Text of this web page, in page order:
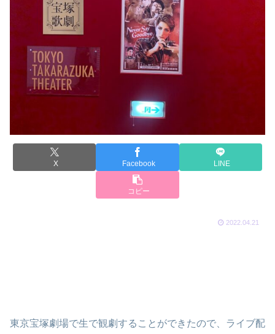
X Facebook LINE
コピー
2022.04.21
東京宝塚劇場で生で観劇することができたので、ライブ配